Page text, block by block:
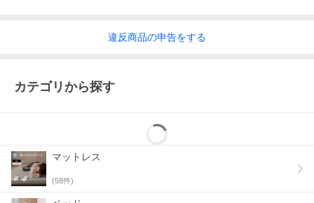
違反商品の申告をする
カテゴリから探す
マットレス
(58件)